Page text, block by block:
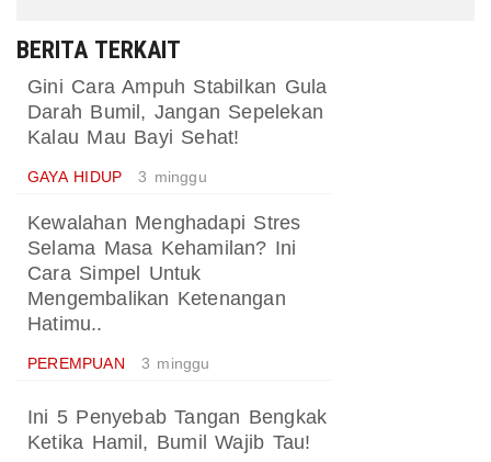
BERITA TERKAIT
Gini Cara Ampuh Stabilkan Gula
Darah Bumil, Jangan Sepelekan
Kalau Mau Bayi Sehat!
GAYA HIDUP 3 minggu
Kewalahan Menghadapi Stres
Selama Masa Kehamilan? Ini
Cara Simpel Untuk
Mengembalikan Ketenangan
Hatimu..
PEREMPUAN 3 minggu
Ini 5 Penyebab Tangan Bengkak
Ketika Hamil, Bumil Wajib Tau!